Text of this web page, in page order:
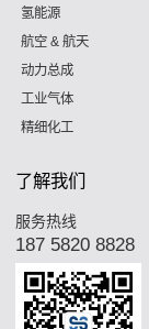
氢能源
航空 & 航天
动力总成
工业气体
精细化工
了解我们
服务热线
187 5820 8828